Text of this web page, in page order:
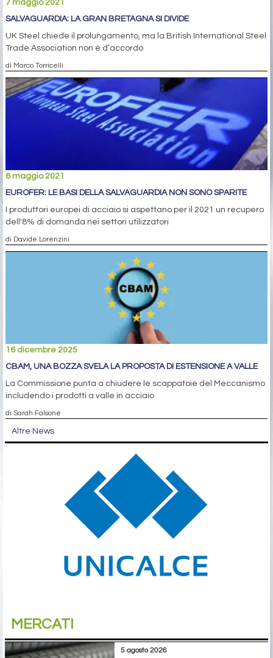
7 maggio 2021
SALVAGUARDIA: LA GRAN BRETAGNA SI DIVIDE
UK Steel chiede il prolungamento, ma la British International Steel
Trade Association non è d’accordo
di Marco Torricelli
6 maggio 2021
EUROFER: LE BASI DELLA SALVAGUARDIA NON SONO SPARITE
I produttori europei di acciaio si aspettano per il 2021 un recupero
dell'8% di domanda nei settori utilizzatori
di Davide Lorenzini
16 dicembre 2025
CBAM, UNA BOZZA SVELA LA PROPOSTA DI ESTENSIONE A VALLE
La Commissione punta a chiudere le scappatoie del Meccanismo
includendo i prodotti a valle in acciaio
di Sarah Falsone
Altre News
MERCATI
5 agosto 2026